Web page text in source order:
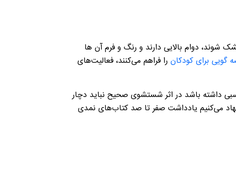
دوام بالایی دارند و رنگ و فرم آن ها
گویی برای کودکانرا فراهم می‌کنند، فعالیت‌های
داشته باشد در اثر شستشوی صحیح نباید دچار
می‌کنیم یادداشت صفر تا صد کتاب‌های نمدی